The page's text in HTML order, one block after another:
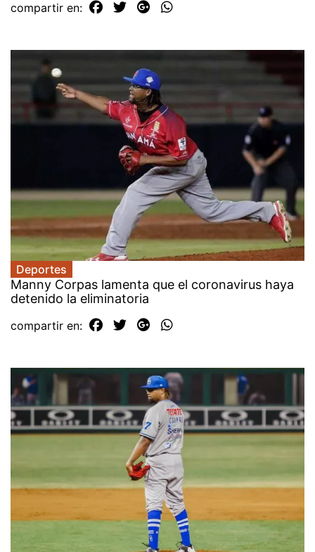
compartir en:
Deportes
Manny Corpas lamenta que el coronavirus haya
detenido la eliminatoria
compartir en: